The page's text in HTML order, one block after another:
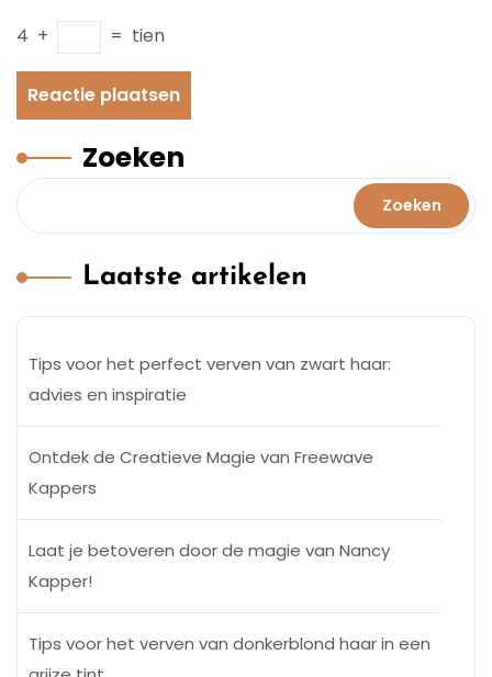
4 + = tien
Zoeken
Zoeken
Laatste artikelen
Tips voor het perfect verven van zwart haar:
advies en inspiratie
Ontdek de Creatieve Magie van Freewave
Kappers
Laat je betoveren door de magie van Nancy
Kapper!
Tips voor het verven van donkerblond haar in een